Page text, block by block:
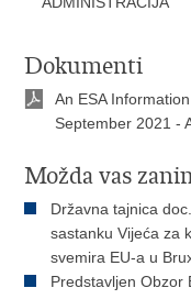
Dokumenti
An ESA
September 2021 -
Možda vas
Državna tajnica
sastanku Vijeća za
svemira EU-a u
Predstavljen Obzor